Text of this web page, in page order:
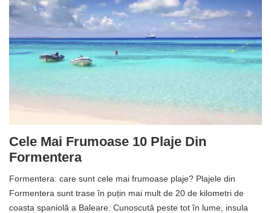
Cele Mai Frumoase 10 Plaje Din
Formentera
Formentera: care sunt cele mai frumoase plaje? Plajele din
Formentera sunt trase în puțin mai mult de 20 de kilometri de
coasta spaniolă a Baleare. Cunoscută peste tot în lume, insula